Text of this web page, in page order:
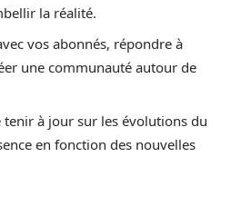
la réalité.
vos abonnés, répondre à
une communauté autour de
tenir à jour sur les évolutions du
en fonction des nouvelles